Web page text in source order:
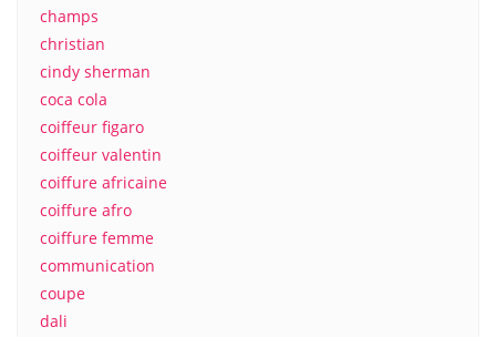
champs
christian
cindy sherman
coca cola
coiffeur figaro
coiffeur valentin
coiffure africaine
coiffure afro
coiffure femme
communication
coupe
dali